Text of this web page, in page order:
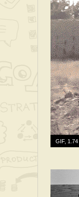
GIF,